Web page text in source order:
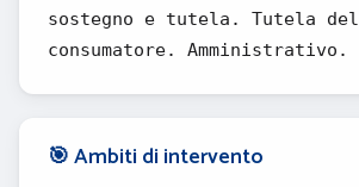
sostegno e tutela. Tutela del
consumatore. Amministrativo.
🎯 Ambiti di intervento